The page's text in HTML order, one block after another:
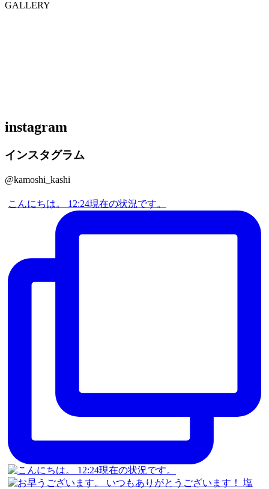
GALLERY
instagram
インスタグラム
@kamoshi_kashi
こんにちは。 12:24現在の状況です。